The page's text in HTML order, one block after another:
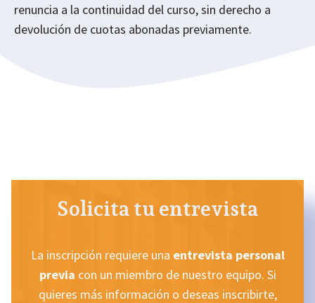
renuncia a la continuidad del curso, sin derecho a
devolución de cuotas abonadas previamente.
Solicita tu entrevista
La inscripción requiere una entrevista personal
previa con un miembro de nuestro equipo. Si
quieres más información o deseas inscribirte,